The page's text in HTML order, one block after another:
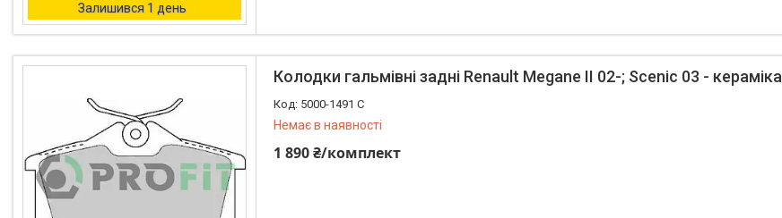
Залишився 1 день
Колодки гальмівні задні Renault Megane II 02-; Scenic 03 - кераміка
5000-1491 C
Немає в наявності
1 890 ₴/комплект